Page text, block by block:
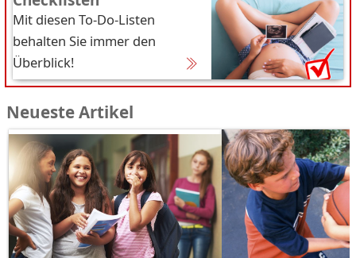
Mit diesen To-Do-Listen
behalten Sie immer den
Überblick!
Neueste Artikel